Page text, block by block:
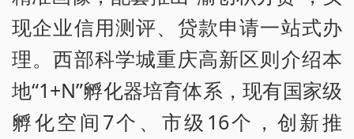
现企业信用测评、贷款申请一站式办
理。西部科学城重庆高新区则介绍本
地“1+N”孵化器培育体系，现有国家级
孵化空间7个、市级16个，创新推